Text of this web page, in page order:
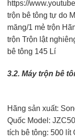
https://
trộn bê tông tự do
măng/1 mẻ trộn
trộn Trộn lật
bê tông 145 Lí
3.2. Máy trộn bê
Hãng sản xuất:
Quốc Model:
tích bê tông: 500 lít